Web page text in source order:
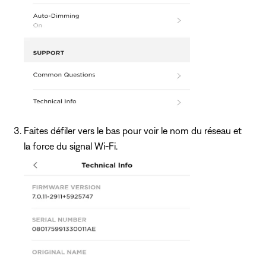
Faites défiler vers le bas pour voir le nom du réseau et
la force du signal Wi-Fi.